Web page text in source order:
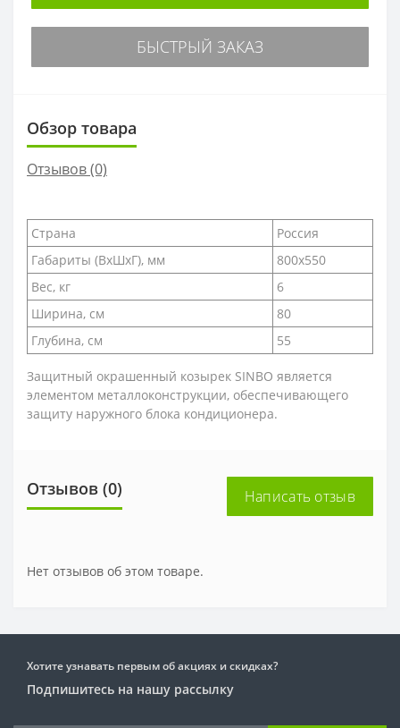
БЫСТРЫЙ ЗАКАЗ
Обзор товара
Отзывов (0)
Страна
Россия
Габариты (ВxШxГ), мм
800х550
Вес, кг
6
Ширина, см
80
Глубина, см
55
Защитный окрашенный козырек SINBO является
элементом металлоконструкции, обеспечивающего
защиту наружного блока кондиционера.
Отзывов (0) Написать отзыв
Нет отзывов об этом товаре.
Хотите узнавать первым об акциях и скидках?
Подпишитесь на нашу рассылку